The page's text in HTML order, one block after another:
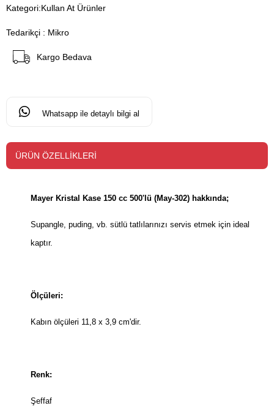
Kategori:Kullan At Ürünler
Tedarikçi : Mikro
Kargo Bedava
Whatsapp ile detaylı bilgi al
ÜRÜN ÖZELLIKLERI
Mayer Kristal Kase 150 cc 500'lü (May-302) hakkında;
Supangle, puding, vb. sütlü tatlılarınızı servis etmek için ideal
kaptır.
Ölçüleri:
Kabın ölçüleri 11,8 x 3,9 cm'dir.
Renk:
Şeffaf